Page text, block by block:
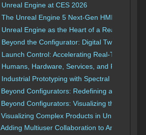
Unreal Engine at CES 2026
The Unreal Engine 5 Next-Gen HMI
Unreal Engine as the Heart of a Real-time,
Beyond the Configurator: Digital Twins for
Launch Control: Accelerating Real-Time
Humans, Hardware, Services, and Realism:
Industrial Prototyping with Spectral
Beyond Configurators: Redefining
Beyond Configurators: Visualizing the brand
Visualizing Complex Products in Unreal:
Adding Multiuser Collaboration to Any UE